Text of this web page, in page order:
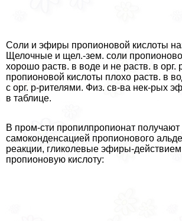
Соли и эфиры пропионовой кислоты
Щелочные и щел.-зем. соли
хорошо раств. в воде и не раств. в орг.
пропионовой кислоты плохо раств. в
с орг. р-рителями. Физ. св-ва нек-рых
в таблице.
В пром-сти пропилпропионат
самоконденсацией пропионового
реакции, гликолевые эфиры-действием
пропионовую кислоту: